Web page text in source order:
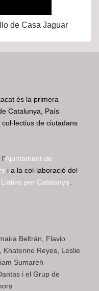
de Casa Jaguar
és la primera
Catalunya, País
de ciutadans
l'Ajuntament de
i a la col·laboració del
Llatins per Catalunya.
Beltrán, Flavio
Khaterine Reyes, Leslie
Sumareh
i el Grup de